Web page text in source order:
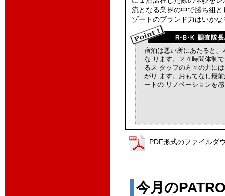
流となる業界の中で勝ち組
ゾートのブランド力はいか
宿泊は悪い所にあたると、
な ります。２４時間体制
るス タッフの方々の力に
がり ます。おもてなし最
ートの リノベーションを
PDF形式のファイルダ
今月の